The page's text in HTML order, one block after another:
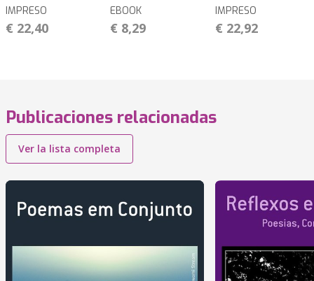
IMPRESO
€ 22,40
EBOOK
€ 8,29
IMPRESO
€ 22,92
Publicaciones relacionadas
Ver la lista completa